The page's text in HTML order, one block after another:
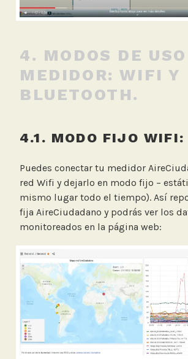
4. MODOS DE
MEDIDOR: WIFI Y
BLUETOOTH.
4.1. MODO FIJO WIFI:
Puedes conectar tu medidor
red Wifi y dejarlo en modo fijo –
mismo lugar todo el tiempo). Así
fija AireCiudadano y podrás ver los
monitoreados en la página web: